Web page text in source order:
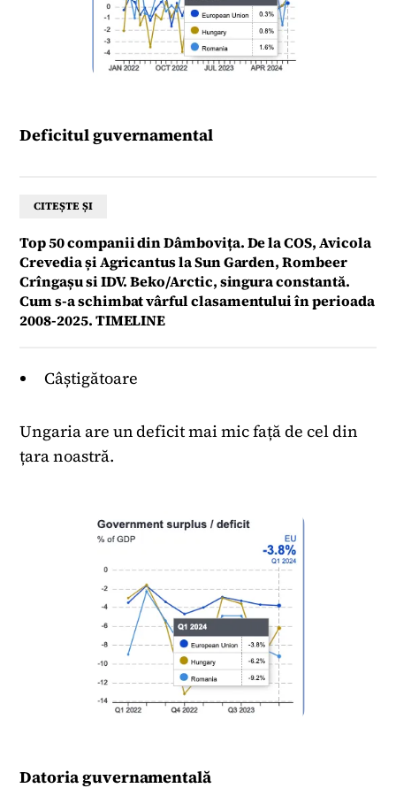
Deficitul guvernamental
CITEȘTE ȘI
Top 50 companii din Dâmbovița. De la COS, Avicola
Crevedia și Agricantus la Sun Garden, Rombeer
Crîngașu si IDV. Beko/Arctic, singura constantă.
Cum s-a schimbat vârful clasamentului în perioada
2008-2025. TIMELINE
Câștigătoare
Ungaria are un deficit mai mic față de cel din
țara noastră.
Datoria guvernamentală